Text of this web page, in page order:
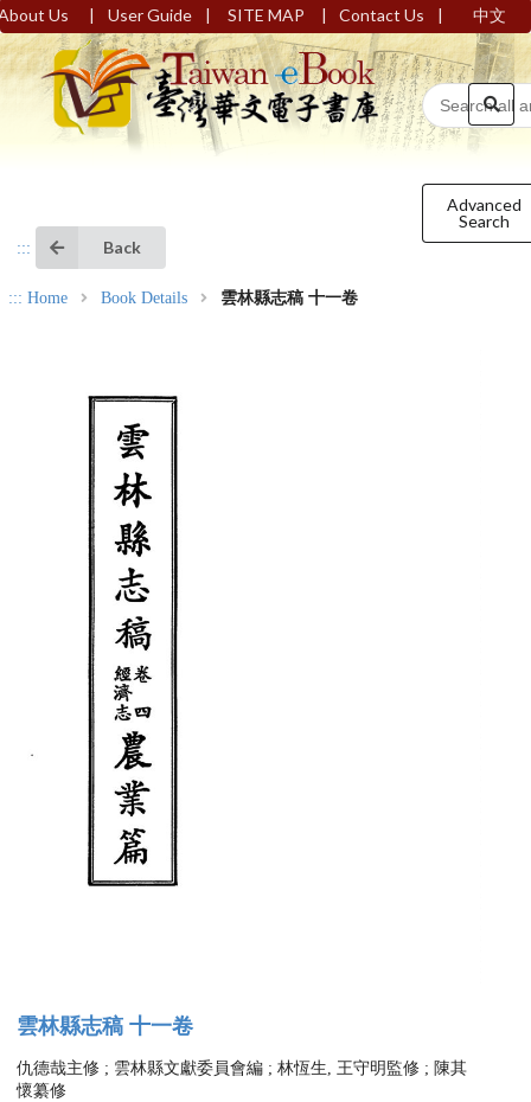
Us | User Guide | SITE MAP | Contact Us | 中文
Advanced
Search
::: Back
::: Home Book Details 雲林縣志稿 十一卷
雲林縣志稿 十一卷
仇德哉主修 ; 雲林縣文獻委員會編 ; 林恆生, 王守明監修 ; 陳其
懷纂修